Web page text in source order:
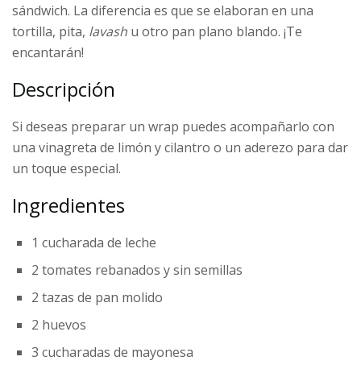
sándwich. La diferencia es que se elaboran en una
tortilla, pita, lavash u otro pan plano blando. ¡Te
encantarán!
Descripción
Si deseas preparar un wrap puedes acompañarlo con
una vinagreta de limón y cilantro o un aderezo para dar
un toque especial.
Ingredientes
1 cucharada de leche
2 tomates rebanados y sin semillas
2 tazas de pan molido
2 huevos
3 cucharadas de mayonesa